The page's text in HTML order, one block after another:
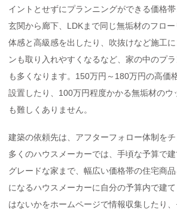
イントとせずにプランニングができる価格帯
玄関から廊下、LDKまで同じ無垢材のフロ
体感と高級感を出したり、吹抜けなど施工
ンも取り入れやすくなるなど、家の中のプ
も多くなります。150万円～180万円の高価
設置したり、100万円程度かかる無垢材のウ
も難しくありません。
建築の依頼先は、アフターフォロー体制をチ
多くのハウスメーカーでは、手頃な予算で
グレードな家まで、幅広い価格帯の住宅商
になるハウスメーカーに自分の予算内で建
はないかをホームページで情報収集したり